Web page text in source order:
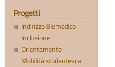
Progetti
Indirizzo Biomedico
Inclusione
Orientamento
Mobilità studentesca